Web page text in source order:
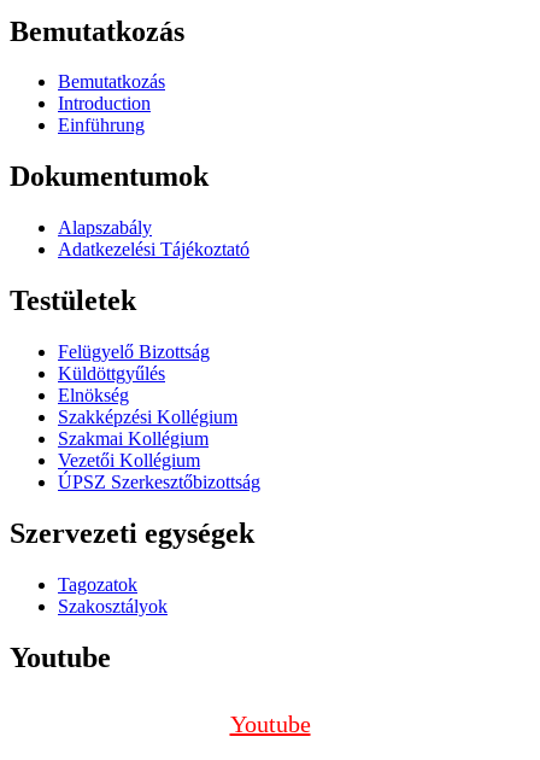
Bemutatkozás
Bemutatkozás
Introduction
Einführung
Dokumentumok
Alapszabály
Adatkezelési Tájékoztató
Testületek
Felügyelő Bizottság
Küldöttgyűlés
Elnökség
Szakképzési Kollégium
Szakmai Kollégium
Vezetői Kollégium
ÚPSZ Szerkesztőbizottság
Szervezeti egységek
Tagozatok
Szakosztályok
Youtube
Youtube